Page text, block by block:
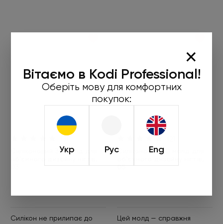
×
Вітаємо в Kodi Professional!
Оберіть мову для комфортних
покупок:
Укр Рус Eng
Силіконовий 3D молд для
Силікон не прилипає до
Силіконовий 3D молд для
05
Цей молд — справжня